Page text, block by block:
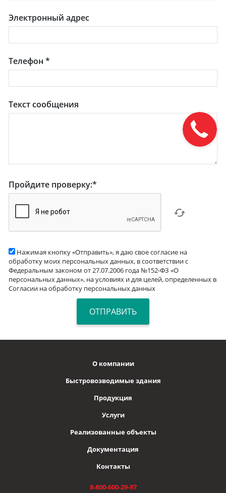
Электронный адрес
Телефон*
Текст сообщения
Пройдите проверку:*
Нажимая кнопку «Отправить», я даю свое согласие на
обработку моих персональных данных, в соответствии с
Федеральным законом от 27.07.2006 года №152-ФЗ «О
персональных данных», на условиях и для целей, определенных в
Согласии на обработку персональных данных
О компании
Быстровозводимые здания
Продукция
Услуги
Реализованные объекты
Документация
Контакты
8-800-600-29-97